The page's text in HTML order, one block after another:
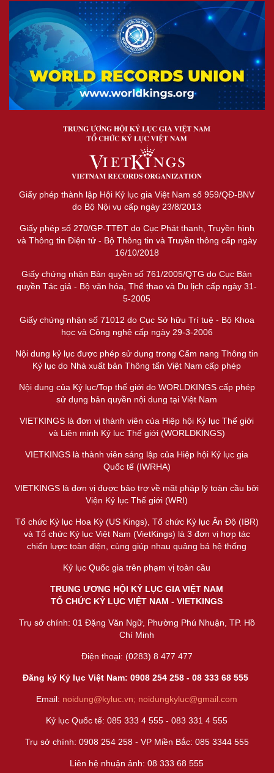
Giấy phép thành lập Hội Kỷ lục gia Việt Nam số 959/QĐ-BNV
do Bộ Nội vụ cấp ngày 23/8/2013
Giấy phép số 270/GP-TTĐT do Cục Phát thanh, Truyền hình
và Thông tin Điện tử - Bộ Thông tin và Truyền thông cấp ngày
16/10/2018
Giấy chứng nhận Bản quyền số 761/2005/QTG do Cục Bản
quyền Tác giả - Bộ văn hóa, Thể thao và Du lịch cấp ngày 31-
5-2005
Giấy chứng nhận số 71012 do Cục Sở hữu Trí tuệ - Bộ Khoa
học và Công nghệ cấp ngày 29-3-2006
Nội dung kỷ lục được phép sử dụng trong Cẩm nang Thông tin
Kỷ lục do Nhà xuất bản Thông tấn Việt Nam cấp phép
Nội dung của Kỷ lục/Top thế giới do WORLDKINGS cấp phép
sử dụng bản quyền nội dung tại Việt Nam
VIETKINGS là đơn vị thành viên của Hiệp hội Kỷ lục Thế giới
và Liên minh Kỷ lục Thế giới (WORLDKINGS)
VIETKINGS là thành viên sáng lập của Hiệp hội Kỷ lục gia
Quốc tế (IWRHA)
VIETKINGS là đơn vị được bảo trợ về mặt pháp lý toàn cầu bởi
Viện Kỷ lục Thế giới (WRI)
Tổ chức Kỷ lục Hoa Kỳ (US Kings), Tổ chức Kỷ lục Ấn Độ (IBR)
và Tổ chức Kỷ lục Việt Nam (VietKings) là 3 đơn vị hợp tác
chiến lược toàn diện, cùng giúp nhau quảng bá hệ thống
Kỷ lục Quốc gia trên phạm vị toàn cầu
TRUNG ƯƠNG HỘI KỶ LỤC GIA VIỆT NAM
TỔ CHỨC KỶ LỤC VIỆT NAM - VIETKINGS
Trụ sở chính: 01 Đặng Văn Ngữ, Phường Phú Nhuận, TP. Hồ
Chí Minh
Điện thoại: (0283) 8 477 477
Đăng ký Kỷ lục Việt Nam: 0908 254 258 -08 333 68 555
Email: noidung@kyluc.vn; noidungkyluc@gmail.com
Kỷ lục Quốc tế: 085 333 4 555 - 083 331 4 555
Trụ sở chính: 0908 254 258 - VP Miền Bắc: 085 3344 555
Liên hệ nhuận ảnh:08 333 68 555